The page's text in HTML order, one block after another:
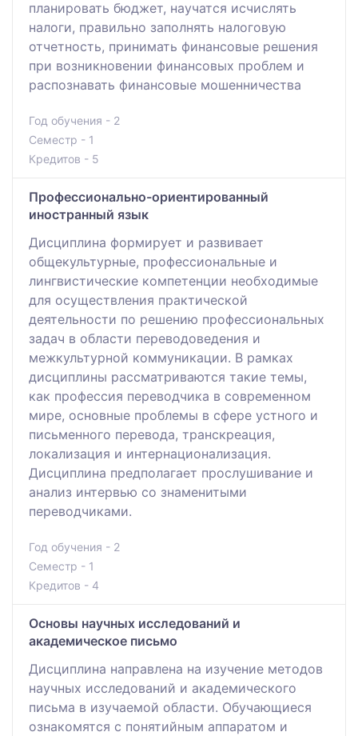
планировать бюджет, научатся исчислять
налоги, правильно заполнять налоговую
отчетность, принимать финансовые решения
при возникновении финансовых проблем и
распознавать финансовые мошенничества
Год обучения - 2
Семестр - 1
Кредитов - 5
Профессионально-ориентированный
иностранный язык
Дисциплина формирует и развивает
общекультурные, профессиональные и
лингвистические компетенции необходимые
для осуществления практической
деятельности по решению профессиональных
задач в области переводоведения и
межкультурной коммуникации. В рамках
дисциплины рассматриваются такие темы,
как профессия переводчика в современном
мире, основные проблемы в сфере устного и
письменного перевода, транскреация,
локализация и интернационализация.
Дисциплина предполагает прослушивание и
анализ интервью со знаменитыми
переводчиками.
Год обучения - 2
Семестр - 1
Кредитов - 4
Основы научных исследований и
академическое письмо
Дисциплина направлена на изучение методов
научных исследований и академического
письма в изучаемой области. Обучающиеся
ознакомятся с понятийным аппаратом и